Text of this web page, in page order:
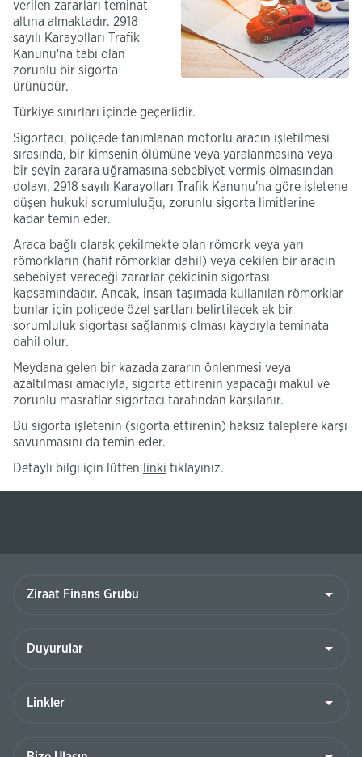
verilen zararları teminat
altına almaktadır. 2918
sayılı Karayolları Trafik
Kanunu'na tabi olan
zorunlu bir sigorta
ürünüdür.
Türkiye sınırları içinde geçerlidir.
Sigortacı, poliçede tanımlanan motorlu aracın işletilmesi
sırasında, bir kimsenin ölümüne veya yaralanmasına veya
bir şeyin zarara uğramasına sebebiyet vermiş olmasından
dolayı, 2918 sayılı Karayolları Trafik Kanunu'na göre işletene
düşen hukuki sorumluluğu, zorunlu sigorta limitlerine
kadar temin eder.
Araca bağlı olarak çekilmekte olan römork veya yarı
römorkların (hafif römorklar dahil) veya çekilen bir aracın
sebebiyet vereceği zararlar çekicinin sigortası
kapsamındadır. Ancak, insan taşımada kullanılan römorklar
bunlar için poliçede özel şartları belirtilecek ek bir
sorumluluk sigortası sağlanmış olması kaydıyla teminata
dahil olur.
Meydana gelen bir kazada zararın önlenmesi veya
azaltılması amacıyla, sigorta ettirenin yapacağı makul ve
zorunlu masraflar sigortacı tarafından karşılanır.
Bu sigorta işletenin (sigorta ettirenin) haksız taleplere karşı
savunmasını da temin eder.
Detaylı bilgi için lütfen linki (Bu
tıklayınız.
Grubu